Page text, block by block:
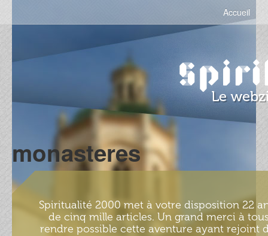
Accueil
monasteres
Spiritualité 2000 met à votre disposition 22
de cinq mille articles. Un grand merci à
rendre possible cette aventure ayant rejoint